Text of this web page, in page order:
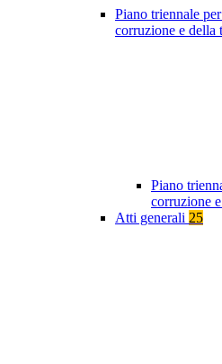
Piano triennale
corruzione e della
Piano
corruzione
Atti generali 25